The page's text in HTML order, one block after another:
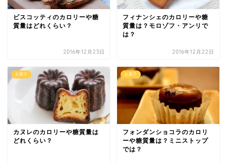
ビスコッティのカロリーや糖
質量はどれくらい？
2016年12月23日
フィナンシェのカロリーや糖
質量は？モロゾフ・アンリで
は？
2016年12月22日
お菓子
カヌレのカロリーや糖質量は
どれくらい？
お菓子
フォンダンショコラのカロリ
ーや糖質量は？ミニストップ
では？